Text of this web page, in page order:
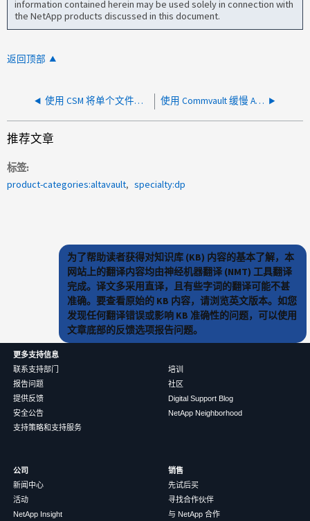
information contained herein may be used solely in connection with
the NetApp products discussed in this document.
返回顶部
使用 CSM 将单个文件从 AltaVault 还原到 SnapMirror 目标失败 超时 使用 Commvault 缓慢 AltaVault 还原
推荐文章
标签
product-categories:altavault
specialty:dp
为了帮助读者获得对知识库 (KB) 内容的基本了解，本
网站上的翻译内容均由神经机器翻译 (NMT) 工具翻译
完成。译文多采用直译，且有些字词的翻译可能不甚
准确。要查看原始的 KB 内容，请浏览英文版本。如您
发现任何翻译错误或影响 KB 准确性的问题，可以使用
文章底部的反馈选项报告问题。
更多支持信息
联系支持部门
报告问题
提供反馈
安全公告
支持策略和支持服务
培训
社区
Digital Support Blog
NetApp Neighborhood
公司
新闻中心
活动
NetApp Insight
销售
先试后买
寻找合作伙伴
与 NetApp 合作